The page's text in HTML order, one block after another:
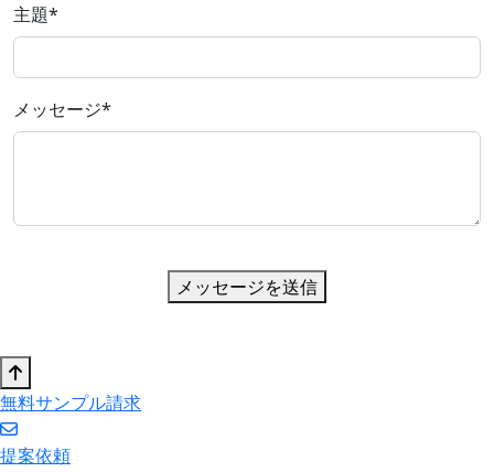
主題*
メッセージ*
メッセージを送信
無料サンプル請求
提案依頼